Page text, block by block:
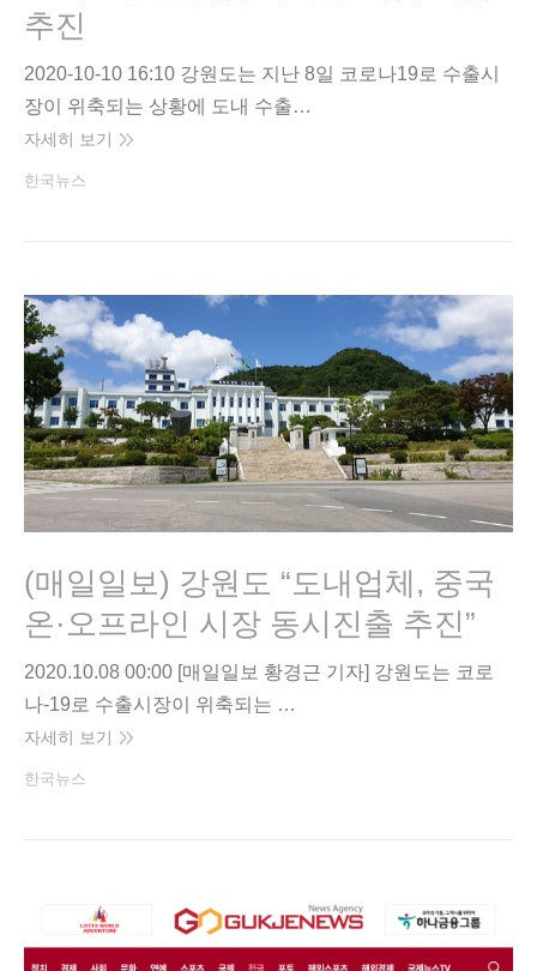
추진
2020-10-10 16:10 강원도는 지난 8일 코로나19로 수출시
장이 위축되는 상황에 도내 수출…
자세히 보기
한국뉴스
(매일일보) 강원도 “도내업체, 중국
온·오프라인 시장 동시진출 추진”
2020.10.08 00:00 [매일일보 황경근 기자] 강원도는 코로
나-19로 수출시장이 위축되는 …
자세히 보기
한국뉴스